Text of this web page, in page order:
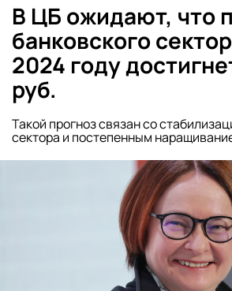
В ЦБ ожидают, что
банковского
2024 году
руб.
Такой прогноз связан со
сектора и постепенным